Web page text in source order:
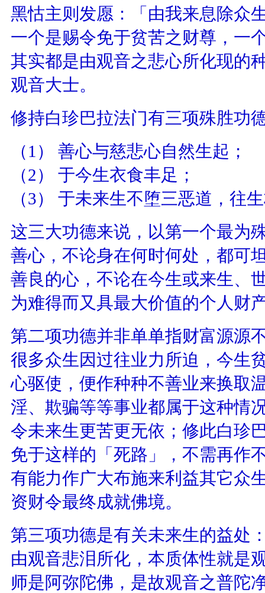
黑怙主则发愿：「由我来息除众
一个是赐令免于贫苦之财尊，一
其实都是由观音之悲心所化现的
观音大士。
修持白珍巴拉法门有三项殊胜功
（1） 善心与慈悲心自然生起；
（2） 于今生衣食丰足；
（3） 于未来生不堕三恶道，往
这三大功德来说，以第一个最为
善心，不论身在何时何处，都可
善良的心，不论在今生或来生、
为难得而又具最大价值的个人财
第二项功德并非单单指财富源源
很多众生因过往业力所迫，今生
心驱使，便作种种不善业来换取
淫、欺骗等等事业都属于这种情
令未来生更苦更无依；修此白珍
免于这样的「死路」，不需再作
有能力作广大布施来利益其它众
资财令最终成就佛境。
第三项功德是有关未来生的益处
由观音悲泪所化，本质体性就是
师是阿弥陀佛，是故观音之普陀